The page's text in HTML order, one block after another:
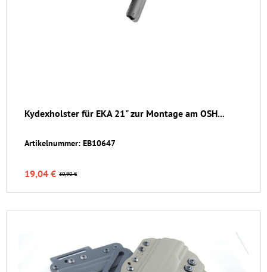
Kydexholster für EKA 21" zur Montage am OSH...
Artikelnummer: EB10647
30,90 €
19,04 €